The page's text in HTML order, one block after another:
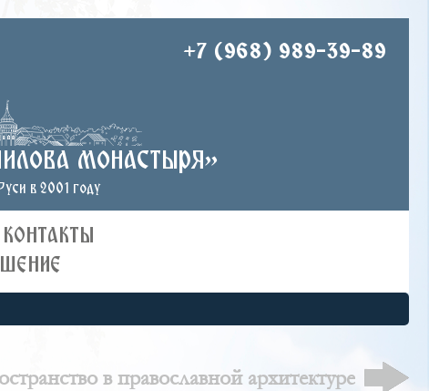
+7 (968) 989-39-89
монастыря»
в 2001 году
КОНТАКТЫ
в православной архитектуре